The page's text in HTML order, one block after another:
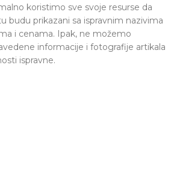
koristimo sve svoje resurse da
budu prikazani sa ispravnim nazivima
i cenama. Ipak, ne možemo
informacije i fotografije artikala
ispravne.